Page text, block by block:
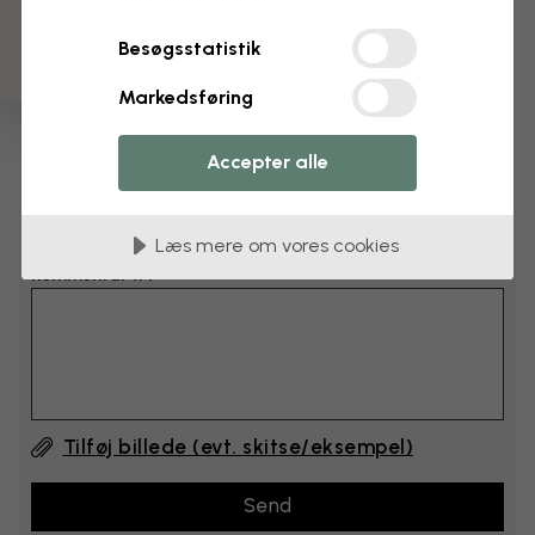
Læg 6–10 cm til både bredden og højden
Tilføj kommentarer
Kommentar #1
Tilføj billede (evt. skitse/eksempel)
Besøgsstatistik
Markedsføring
Accepter alle
Læs mere om vores cookies